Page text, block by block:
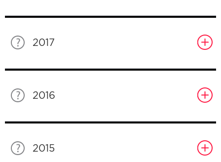
2017
2016
2015